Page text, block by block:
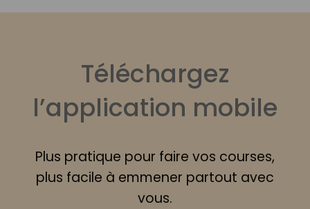
Téléchargez
l’application mobile
Plus pratique pour faire vos courses,
plus facile à emmener partout avec
vous.